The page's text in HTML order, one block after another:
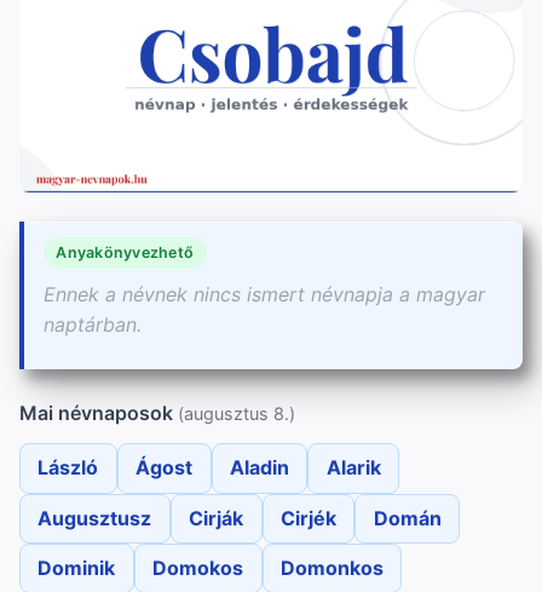
Anyakönyvezhető
Ennek a névnek nincs ismert névnapja a magyar
naptárban.
Mai névnaposok (augusztus 8.)
László Ágost Aladin Alarik
Augusztusz Cirják Cirjék Domán
Dominik Domokos Domonkos